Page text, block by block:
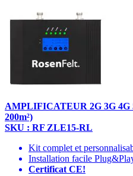
AMPLIFICATEUR 2G 3G 4G
200m²)
SKU : RF ZLE15-RL
Kit complet et
Installation facile
Certificat CE!